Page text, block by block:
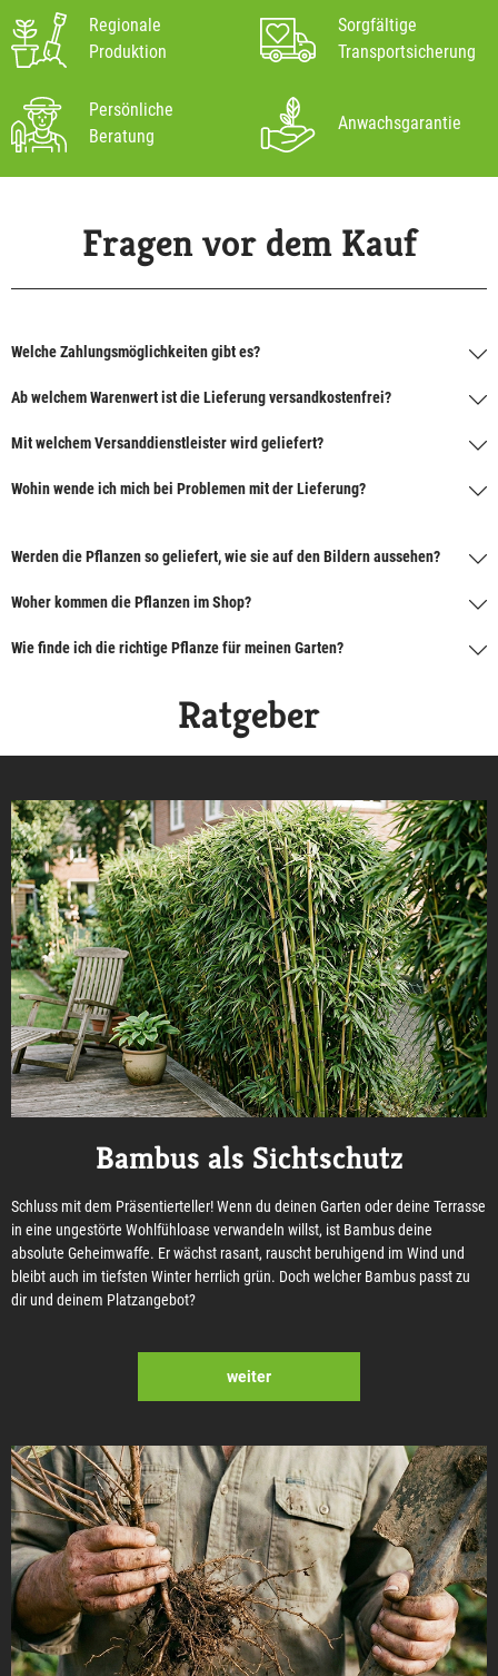
Regionale
Produktion
Sorgfältige
Transportsicherung
Persönliche
Beratung
Anwachsgarantie
Fragen vor dem Kauf
Welche Zahlungsmöglichkeiten gibt es?
Ab welchem Warenwert ist die Lieferung versandkostenfrei?
Mit welchem Versanddienstleister wird geliefert?
Wohin wende ich mich bei Problemen mit der Lieferung?
Werden die Pflanzen so geliefert, wie sie auf den Bildern aussehen?
Woher kommen die Pflanzen im Shop?
Wie finde ich die richtige Pflanze für meinen Garten?
Ratgeber
Bambus als Sichtschutz
Schluss mit dem Präsentierteller! Wenn du deinen Garten oder deine Terrasse
in eine ungestörte Wohlfühloase verwandeln willst, ist Bambus deine
absolute Geheimwaffe. Er wächst rasant, rauscht beruhigend im Wind und
bleibt auch im tiefsten Winter herrlich grün. Doch welcher Bambus passt zu
dir und deinem Platzangebot?
weiter